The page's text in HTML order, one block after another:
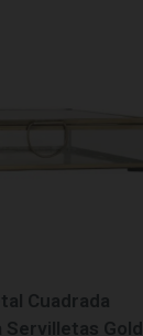
Cuadrada
Servilletas Gold